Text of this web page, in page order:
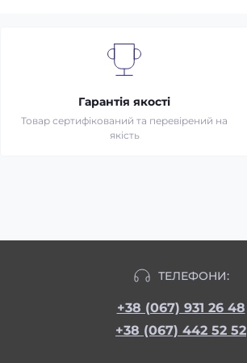
Гарантія якості
Товар сертифікований та перевірений на
якість
ТЕЛЕФОНИ:
+38 (067) 931 26 48
+38 (067) 442 52 52